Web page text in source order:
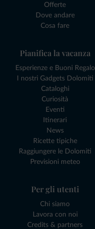
Offerte
Dove andare
Cosa fare
Pianifica la vacanza
Esperienze e Buoni Regalo
I nostri Gadgets Dolomiti
Cataloghi
Curiosità
Eventi
Itinerari
News
Ricette tipiche
Raggiungere le Dolomiti
Previsioni meteo
Per gli utenti
Chi siamo
Lavora con noi
Credits & partners